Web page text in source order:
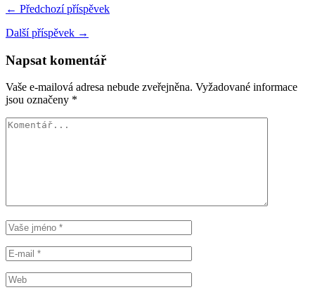
← Předchozí příspěvek
Další příspěvek →
Napsat komentář
Vaše e-mailová adresa nebude zveřejněna. Vyžadované informace
jsou označeny *